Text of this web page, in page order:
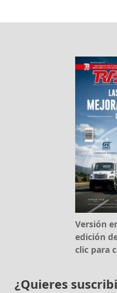
Versión
edición
clic para
¿Quieres